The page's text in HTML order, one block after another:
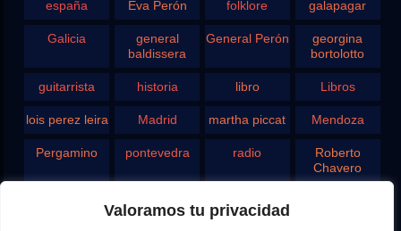
Valoramos tu privacidad
españa Eva Perón folklore galapagar
Galicia
general
baldissera
General Perón
georgina
bortolotto
guitarrista historia libro Libros
lois perez leira Madrid martha piccat Mendoza
Pergamino pontevedra radio
Roberto
Chavero
san juan